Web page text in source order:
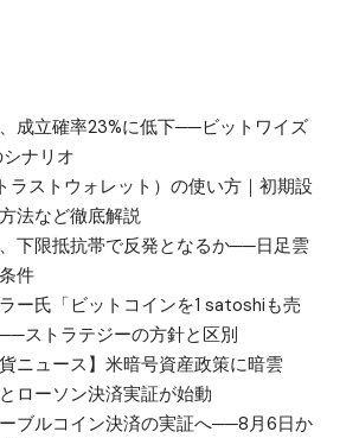
成立確率23%に低下──ビットワイズ
ナリオ
ラストウォレット）の使い方｜初期設
法など徹底解説
下限抵抗帯で反発となるか──日足雲
件
ー氏「ビットコインを1 satoshiも売
ストラテジーの方針と区別
貨ニュース】米暗号資産政策に暗雲
ーソン決済実証が始動
ブルコイン決済の実証へ──8月6日か